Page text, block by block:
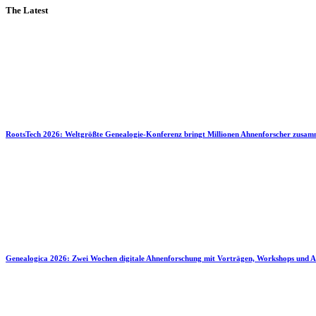
The Latest
RootsTech 2026: Weltgrößte Genealogie-Konferenz bringt Millionen Ahnenforscher
Genealogica 2026: Zwei Wochen digitale Ahnenforschung mit Vorträgen, Workshops und